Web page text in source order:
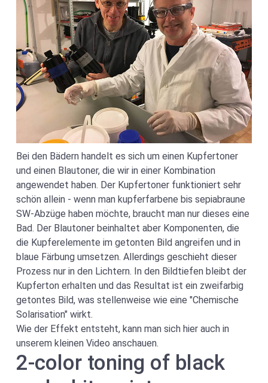
Bei den Bädern handelt es sich um einen Kupfertoner
und einen Blautoner, die wir in einer Kombination
angewendet haben. Der Kupfertoner funktioniert sehr
schön allein - wenn man kupferfarbene bis sepiabraune
SW-Abzüge haben möchte, braucht man nur dieses eine
Bad. Der Blautoner beinhaltet aber Komponenten, die
die Kupferelemente im getonten Bild angreifen und in
blaue Färbung umsetzen. Allerdings geschieht dieser
Prozess nur in den Lichtern. In den Bildtiefen bleibt der
Kupferton erhalten und das Resultat ist ein zweifarbig
getontes Bild, was stellenweise wie eine "Chemische
Solarisation" wirkt.
Wie der Effekt entsteht, kann man sich hier auch in
unserem kleinen Video anschauen.
2-color toning of black